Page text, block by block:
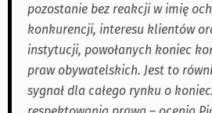
pozostanie bez reakcji w imię
konkurencji, interesu klientów
instytucji, powołanych koniec
praw obywatelskich. Jest to
sygnał dla całego rynku o